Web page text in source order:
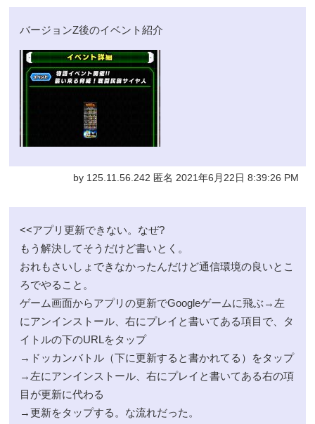
バージョンZ後のイベント紹介
by 125.11.56.242 匿名 2021年6月22日 8:39:26 PM
<<アプリ更新できない。なぜ?
もう解決してそうだけど書いとく。
おれもさいしょできなかったんだけど通信環境の良いとこ
ろでやること。
ゲーム画面からアプリの更新でGoogleゲームに飛ぶ→左
にアンインストール、右にプレイと書いてある項目で、タ
イトルの下のURLをタップ
→ドッカンバトル（下に更新すると書かれてる）をタップ
→左にアンインストール、右にプレイと書いてある右の項
目が更新に代わる
→更新をタップする。な流れだった。